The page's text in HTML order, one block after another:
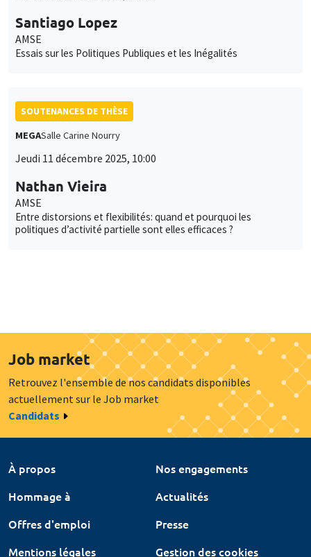
Santiago Lopez
AMSE
Essais sur les Politiques Publiques et les Inégalités
SOUTENANCES DE THÈSE
MEGASalle Carine Nourry
Jeudi 11 décembre 2025, 10:00
Nathan Vieira
AMSE
Entre distorsions et flexibilités: quand et pourquoi les
politiques d’activité partielle sont elles efficaces ?
Job market
Retrouvez l'ensemble de nos candidats disponibles
actuellement sur le Job market
Candidats
À propos
Nos engagements
Hommage à
Actualités
Offres d'emploi
Presse
Mentions légales
Gestion des cookies